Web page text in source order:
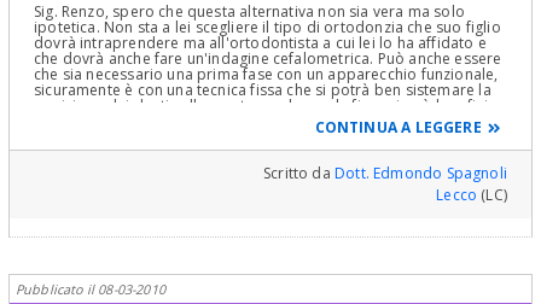
Sig. Renzo, spero che questa alternativa non sia vera ma solo
ipotetica. Non sta a lei scegliere il tipo di ortodonzia che suo figlio
dovrà intraprendere ma all'ortodontista a cui lei lo ha affidato e
che dovrà anche fare un'indagine cefalometrica. Può anche essere
che sia necessario una prima fase con un apparecchio funzionale,
sicuramente è con una tecnica fissa che si potrà ben sistemare la
posizione dei denti sulle arcate e solo con la fissa si può ben finire
una terapia ortodontica. Cordiali saluti E.SpagnoliCONTINUA A LEGGERE
Scritto daDott. Edmondo Spagnoli
Lecco (LC)
Pubblicato il 08-03-2010